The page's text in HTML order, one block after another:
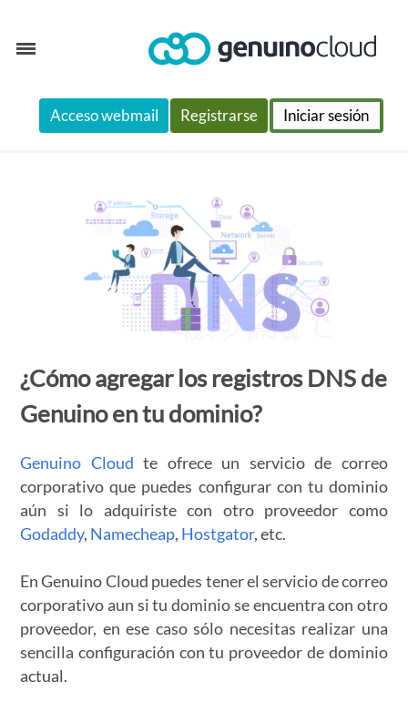
Iniciar sesión
Registrarse
Acceso webmail
¿Cómo agregar los registros DNS de
Genuino en tu dominio?
Genuino Cloud te ofrece un servicio de correo
corporativo que puedes configurar con tu dominio
aún si lo adquiriste con otro proveedor como
Godaddy, Namecheap, Hostgator, etc.
En Genuino Cloud puedes tener el servicio de correo
corporativo aun si tu dominio se encuentra con otro
proveedor, en ese caso sólo necesitas realizar una
sencilla configuración con tu proveedor de dominio
actual.